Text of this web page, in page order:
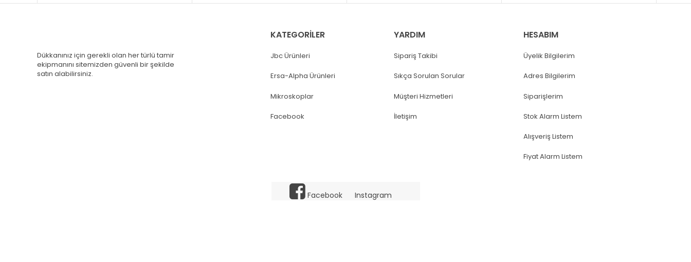
Dükkanınız için gerekli olan her türlü tamir
ekipmanını sitemizden güvenli bir şekilde
satın alabilirsiniz.
KATEGORİLER
Jbc Ürünleri
Ersa-Alpha Ürünleri
Mikroskoplar
Facebook
YARDIM
Sipariş Takibi
Sıkça Sorulan Sorular
Müşteri Hizmetleri
İletişim
HESABIM
Üyelik Bilgilerim
Adres Bilgilerim
Siparişlerim
Stok Alarm Listem
Alışveriş Listem
Fiyat Alarm Listem
Facebook Instagram